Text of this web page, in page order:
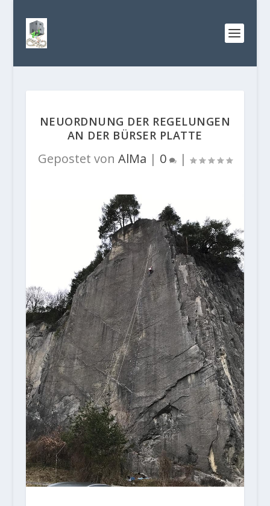
NEUORDNUNG DER REGELUNGEN
AN DER BÜRSER PLATTE
Gepostet von AlMa | 0 |